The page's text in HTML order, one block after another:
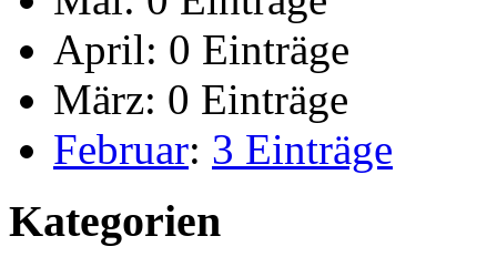
April: 0 Einträge
März: 0 Einträge
Februar: 3 Einträge
Kategorien